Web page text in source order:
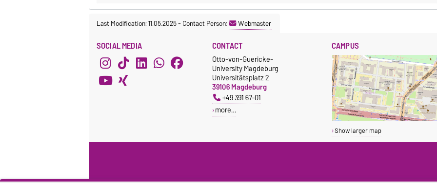
Last Modification: 11.05.2025-Contact Person: Webmaster
SOCIAL MEDIA CONTACT
Otto-von-Guericke-
University Magdeburg
Universitätsplatz 2
39106 Magdeburg
+49 391 67-01
more…
CAMPUS
Show larger map